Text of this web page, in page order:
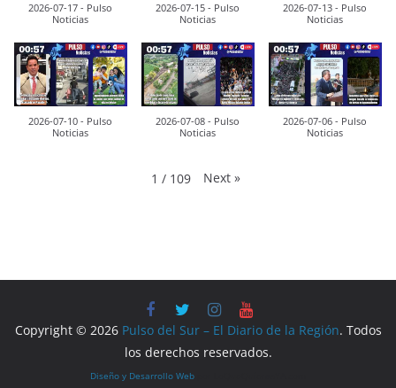
2026-07-17 - Pulso
Noticias
2026-07-15 - Pulso
Noticias
2026-07-13 - Pulso
Noticias
2026-07-10 - Pulso
Noticias
2026-07-08 - Pulso
Noticias
2026-07-06 - Pulso
Noticias
1 / 109 Next »
Copyright © 2026 Pulso del Sur – El Diario de la Región. Todos
los derechos reservados.
Diseño y Desarrollo Web